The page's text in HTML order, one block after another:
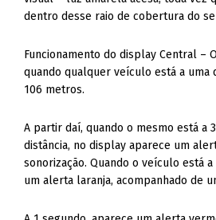
dentro desse raio de cobertura do
Funcionamento do display Central –
quando qualquer veículo está a uma
106 metros.
A partir daí, quando o mesmo está a
distância, no display aparece um
sonorização. Quando o veículo está
um alerta laranja, acompanhado de